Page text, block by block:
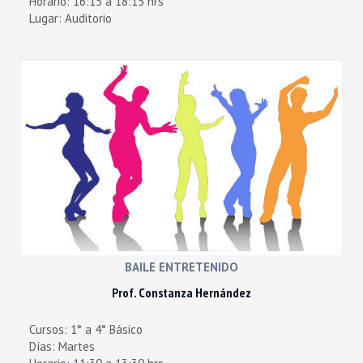
Lugar: Auditorio
Prof. Constanza Hernández
BAILE ENTRETENIDO
Cursos: 1° a 4° Básico
Días: Martes